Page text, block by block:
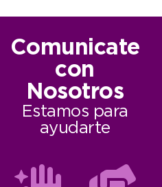
Comunicate
con
Nosotros
Estamos para
ayudarte